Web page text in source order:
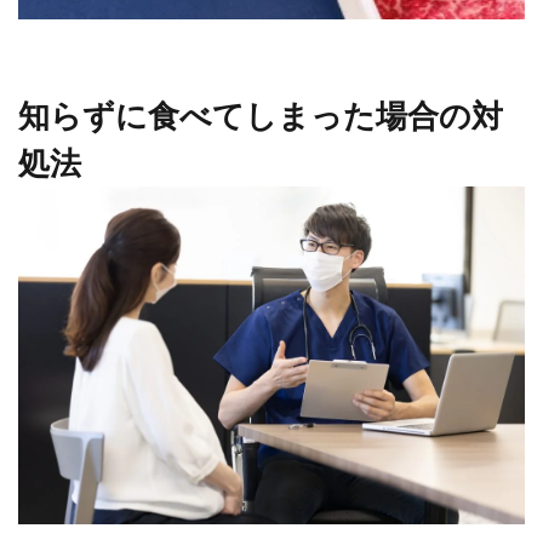
知らずに食べてしまった場合の対
処法